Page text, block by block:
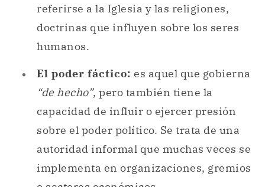
referirse a la Iglesia y las religiones,
doctrinas que influyen sobre los seres
humanos.
El poder fáctico: es aquel que gobierna
“de hecho”, pero también tiene la
capacidad de influir o ejercer presión
sobre el poder político. Se trata de una
autoridad informal que muchas veces se
implementa en organizaciones, gremios